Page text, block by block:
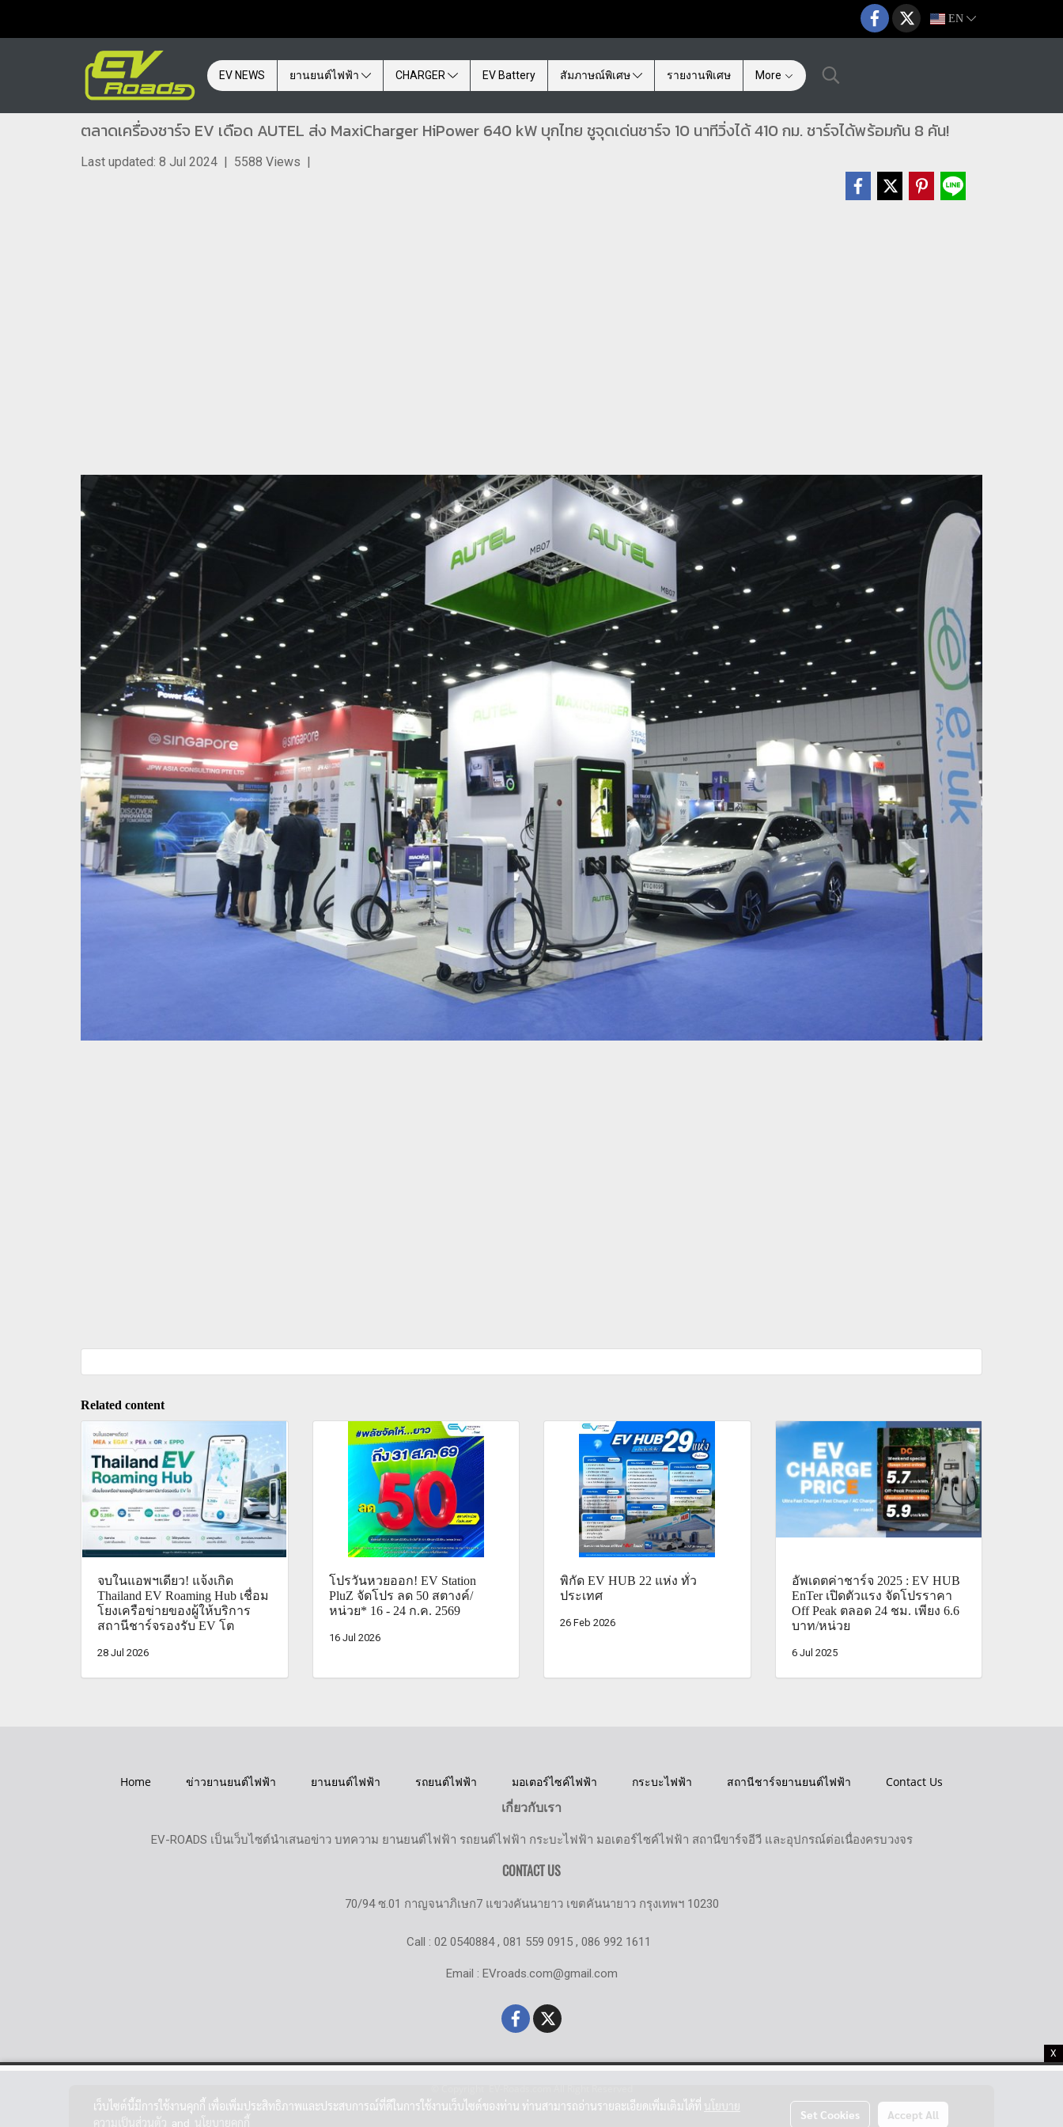
X
EN
EV NEWS ยานยนต์ไฟฟ้า CHARGER EV Battery สัมภาษณ์พิเศษ รายงานพิเศษ More
ตลาดเครื่องชาร์จ EV เดือด AUTEL ส่ง MaxiCharger HiPower 640 kW บุกไทย ชูจุดเด่นชาร์จ 10 นาทีวิ่งได้ 410 กม. ชาร์จได้พร้อมกัน 8 คัน!
Last updated: 8 Jul 2024 | 5588 Views |
Related content
จบในแอพฯเดียว! แจ้งเกิด
Thailand EV Roaming Hub เชื่อม
โยงเครือข่ายของผู้ให้บริการ
สถานีชาร์จรองรับ EV โต
28 Jul 2026
โปรวันหวยออก! EV Station
PluZ จัดโปร ลด 50 สตางค์/
หน่วย* 16 - 24 ก.ค. 2569
16 Jul 2026
พิกัด EV HUB 22 แห่ง ทั่ว
ประเทศ
26 Feb 2026
อัพเดตค่าชาร์จ 2025 : EV HUB
EnTer เปิดตัวแรง จัดโปรราคา
Off Peak ตลอด 24 ชม. เพียง 6.6
บาท/หน่วย
6 Jul 2025
Home ข่าวยานยนต์ไฟฟ้า ยานยนต์ไฟฟ้า รถยนต์ไฟฟ้า มอเตอร์ไซค์ไฟฟ้า กระบะไฟฟ้า สถานีชาร์จยานยนต์ไฟฟ้า
Contact Us
เกี่ยวกับเรา
EV-ROADS เป็นเว็บไซต์นำเสนอข่าว บทความ ยานยนต์ไฟฟ้า รถยนต์ไฟฟ้า กระบะไฟฟ้า มอเตอร์ไซค์ไฟฟ้า สถานีขาร์จอีวี และอุปกรณ์ต่อเนื่องครบวงจร
CONTACT US
70/94 ซ.01 กาญจนาภิเษก7 แขวงคันนายาว เขตคันนายาว กรุงเทพฯ 10230
Call : 02 0540884 , 081 559 0915 , 086 992 1611
Email : EVroads.com@gmail.com
เว็บไซต์นี้มีการใช้งานคุกกี้ เพื่อเพิ่มประสิทธิภาพและประสบการณ์ที่ดีในการใช้งานเว็บไซต์ของท่าน ท่านสามารถอ่านรายละเอียดเพิ่มเติมได้ที่ นโยบาย
ความเป็นส่วนตัว and นโยบายคุกกี้
Set Cookies Accept All